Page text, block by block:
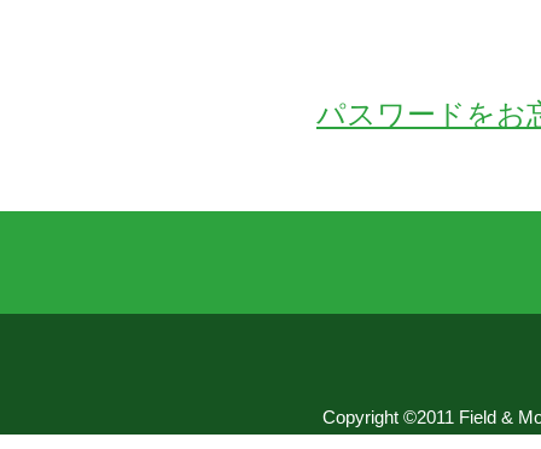
パスワードをお
Copyright ©2011 Field &